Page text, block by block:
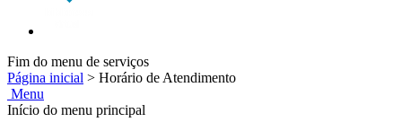
Fim do menu de serviços
Página inicial > Horário de Atendimento
Menu
Início do menu principal